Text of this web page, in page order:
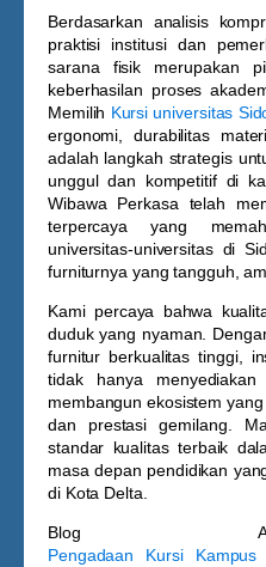
Berdasarkan analisis
praktisi institusi dan
sarana fisik merupakan
keberhasilan proses
Memilih Kursi universitas
ergonomi, durabilitas
adalah langkah strategis
unggul dan kompetitif di
Wibawa Perkasa telah
terpercaya yang
universitas-universitas di
furniturnya yang tangguh,
Kami percaya bahwa
duduk yang nyaman.
furnitur berkualitas tinggi,
tidak hanya
membangun ekosistem
dan prestasi gemilang.
standar kualitas terbaik
masa depan pendidikan
di Kota Delta.
Blog
Pengadaan Kursi